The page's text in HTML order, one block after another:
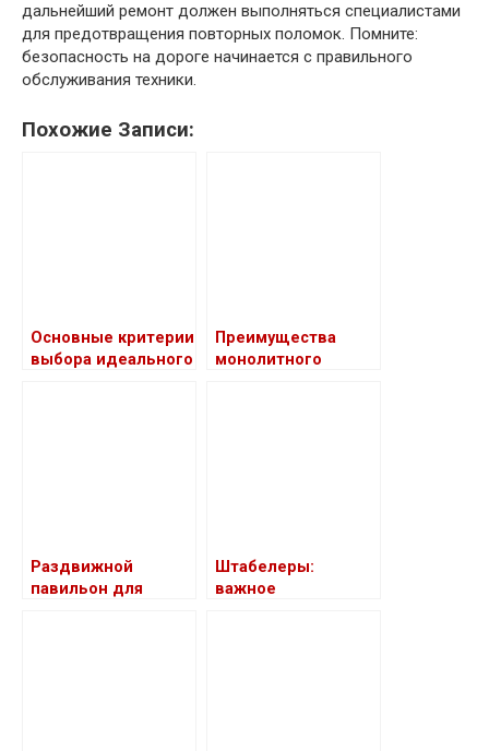
дальнейший ремонт должен выполняться специалистами
для предотвращения повторных поломок. Помните:
безопасность на дороге начинается с правильного
обслуживания техники.
Похожие Записи:
Основные критерии
выбора идеального
Преимущества
монолитного
Раздвижной
павильон для
Штабелеры:
важное